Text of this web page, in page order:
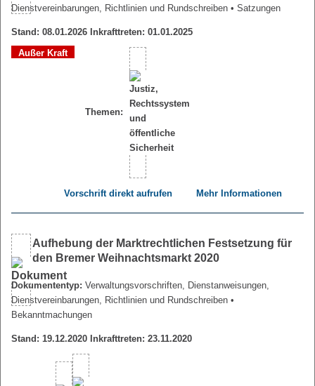
Dienstvereinbarungen, Richtlinien und Rundschreiben • Satzungen
Stand: 08.01.2026 Inkrafttreten: 01.01.2025
Außer Kraft
Themen:
Vorschrift direkt aufrufen Mehr Informationen
Aufhebung der Marktrechtlichen Festsetzung für
den Bremer Weihnachtsmarkt 2020
Dokumententyp: Verwaltungsvorschriften, Dienstanweisungen,
Dienstvereinbarungen, Richtlinien und Rundschreiben •
Bekanntmachungen
Stand: 19.12.2020 Inkrafttreten: 23.11.2020